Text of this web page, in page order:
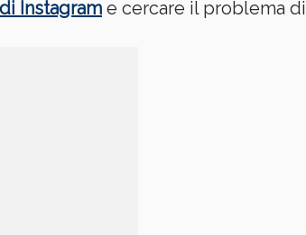
Instagram e cercare il problema